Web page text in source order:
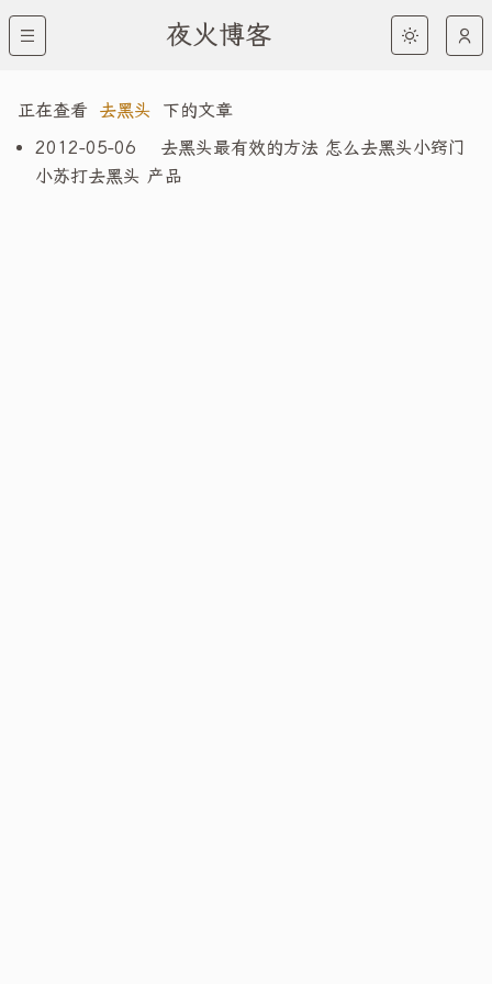
夜火博客
正在查看 去黑头
下的文章
2012-05-06
去黑头最有效的方法 怎么去黑头小窍门
小苏打去黑头 产品